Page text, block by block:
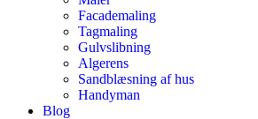
Facademaling
Tagmaling
Gulvslibning
Algerens
Sandblæsning af hus
Handyman
Blog